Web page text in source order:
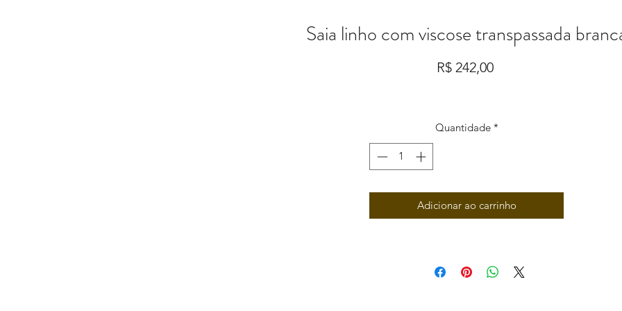
Saia linho com viscose transpassada
R$ 242,00Preço
Quantidade *
Adicionar ao carrinho